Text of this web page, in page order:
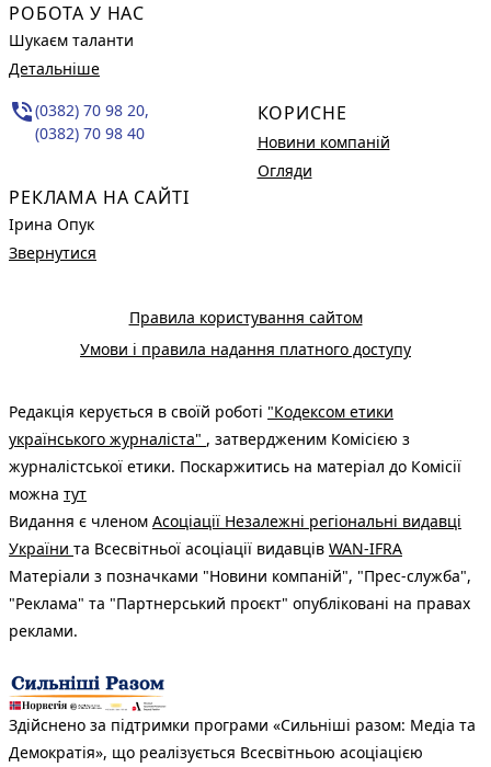
РОБОТА У НАС
Шукаєм таланти
Детальніше
phone_in_talk(0382) 70 98 20,
(0382) 70 98 40
РЕКЛАМА НА САЙТІ
Ірина Опук
Звернутися
КОРИСНЕ
Новини компаній
Огляди
Правила користування сайтом
Умови і правила надання платного доступу
Редакція керується в своїй роботі "Кодексом етики
українського журналіста" , затвердженим Комісією з
журналістської етики. Поскаржитись на матеріал до Комісії
можна тут
Видання є членом Асоціації Незалежні регіональні видавці
України та Всесвітньої асоціації видавців WAN-IFRA
Матеріали з позначками "Новини компаній", "Прес-служба",
"Реклама" та "Партнерський проєкт" опубліковані на правах
реклами.
Здійснено за підтримки програми «Сильніші разом: Медіа та
Демократія», що реалізується Всесвітньою асоціацією